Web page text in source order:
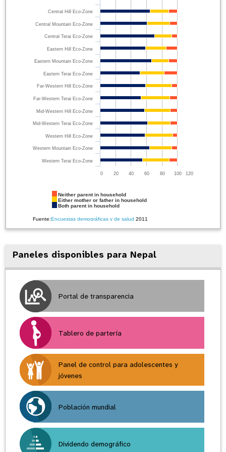
Fuente:Encuestas demográficas y de salud 2011
Neither parent in household
Either mother or father in household
Both parent in household
Central Hill Eco-Zone
Central Mountain Eco-Zone
Central Terai Eco-Zone
Eastern Hill Eco-Zone
Eastern Mountain Eco-Zone
Eastern Terai Eco-Zone
Far-Western Hill Eco-Zone
Far-Western Terai Eco-Zone
Mid-Western Hill Eco-Zone
Mid-Western Terai Eco-Zone
Western Hill Eco-Zone
Western Mountain Eco-Zone
Western Terai Eco-Zone
0 20 40 60 80 100 120
Paneles disponibles para Nepal
Portal de transparencia
Tablero de partería
Panel de control para adolescentes y
jóvenes
Población mundial
Dividendo demográfico